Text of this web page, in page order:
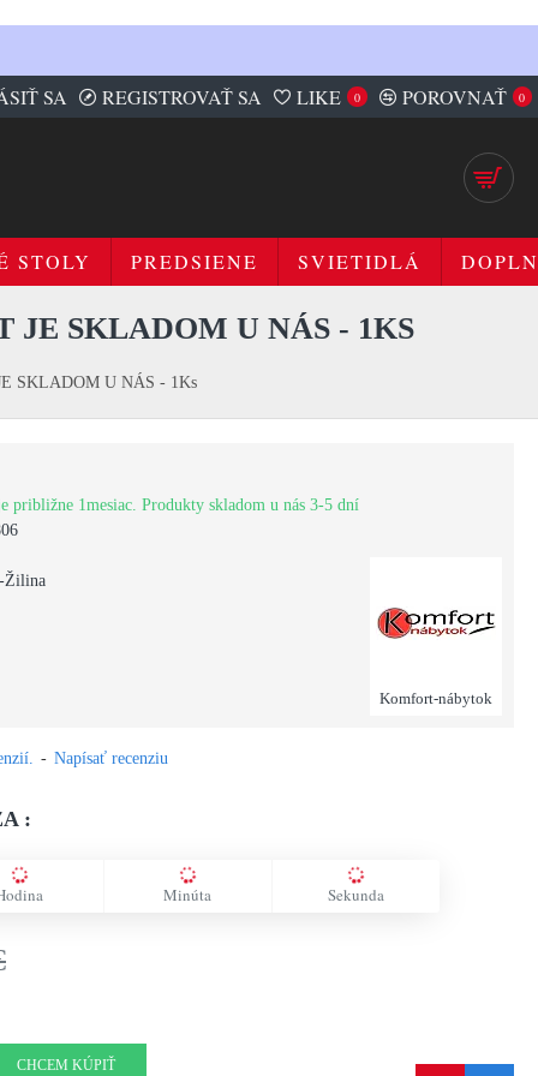
SA REGISTROVAŤ SA LIKE 0 POROVNAŤ 0
STOLY PREDSIENE SVIETIDLÁ
SKLADOM U NÁS - 1Ks
JE SKLADOM U NÁS - 1KS
približne 1mesiac. Produkty skladom u nás 3-5 dní
Žilina
Komfort-nábytok
- Napísať recenziu
:
Minúta Sekunda
CHCEM KÚPIŤ